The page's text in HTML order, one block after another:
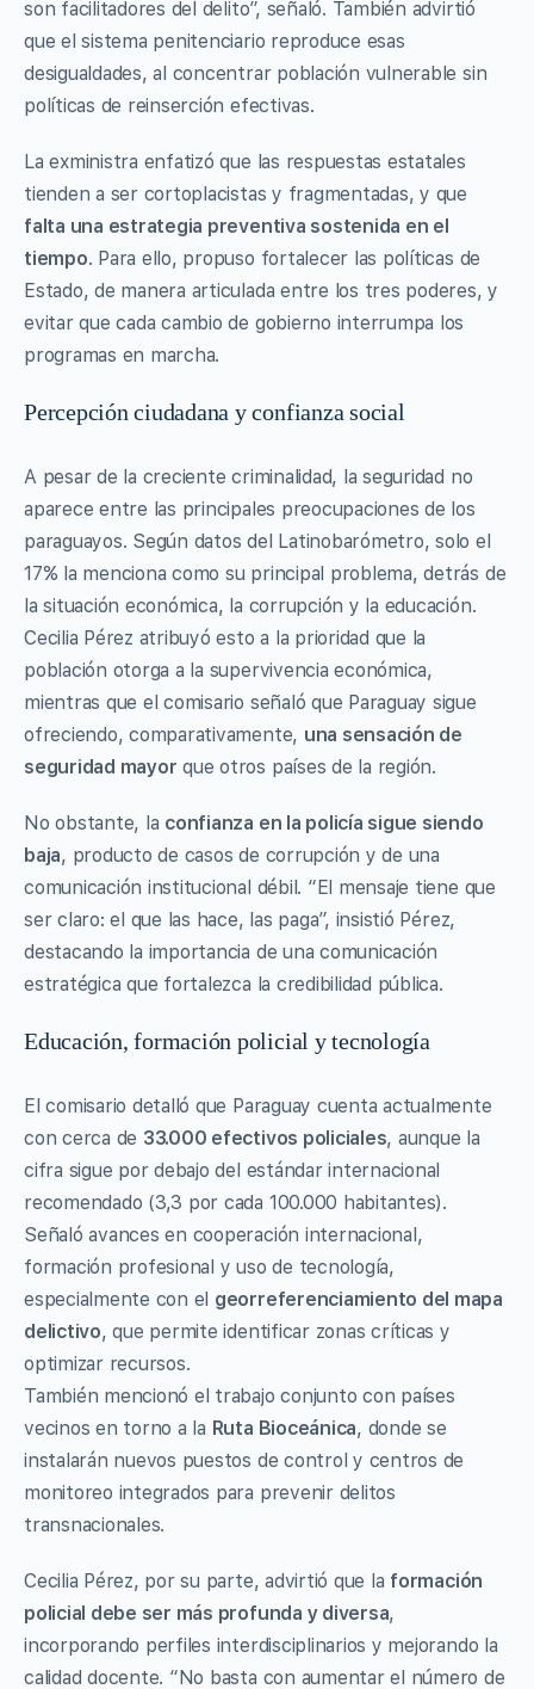
son facilitadores del delito”, señaló. También advirtió
que el sistema penitenciario reproduce esas
desigualdades, al concentrar población vulnerable sin
políticas de reinserción efectivas.
La exministra enfatizó que las respuestas estatales
tienden a ser cortoplacistas y fragmentadas, y que
falta una estrategia preventiva sostenida en el
tiempo. Para ello, propuso fortalecer las políticas de
Estado, de manera articulada entre los tres poderes, y
evitar que cada cambio de gobierno interrumpa los
programas en marcha.
Percepción ciudadana y confianza social
A pesar de la creciente criminalidad, la seguridad no
aparece entre las principales preocupaciones de los
paraguayos. Según datos del Latinobarómetro, solo el
17% la menciona como su principal problema, detrás de
la situación económica, la corrupción y la educación.
Cecilia Pérez atribuyó esto a la prioridad que la
población otorga a la supervivencia económica,
mientras que el comisario señaló que Paraguay sigue
ofreciendo, comparativamente, una sensación de
seguridad mayor que otros países de la región.
No obstante, la confianza en la policía sigue siendo
baja, producto de casos de corrupción y de una
comunicación institucional débil. “El mensaje tiene que
ser claro: el que las hace, las paga”, insistió Pérez,
destacando la importancia de una comunicación
estratégica que fortalezca la credibilidad pública.
Educación, formación policial y tecnología
El comisario detalló que Paraguay cuenta actualmente
con cerca de 33.000 efectivos policiales, aunque la
cifra sigue por debajo del estándar internacional
recomendado (3,3 por cada 100.000 habitantes).
Señaló avances en cooperación internacional,
formación profesional y uso de tecnología,
especialmente con el georreferenciamiento del mapa
delictivo, que permite identificar zonas críticas y
optimizar recursos.
También mencionó el trabajo conjunto con países
vecinos en torno a la Ruta Bioceánica, donde se
instalarán nuevos puestos de control y centros de
monitoreo integrados para prevenir delitos
transnacionales.
Cecilia Pérez, por su parte, advirtió que la formación
policial debe ser más profunda y diversa,
incorporando perfiles interdisciplinarios y mejorando la
calidad docente. “No basta con aumentar el número de